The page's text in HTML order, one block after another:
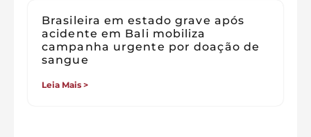
Brasileira em estado grave após
acidente em Bali mobiliza
campanha urgente por doação de
sangue
Leia Mais >